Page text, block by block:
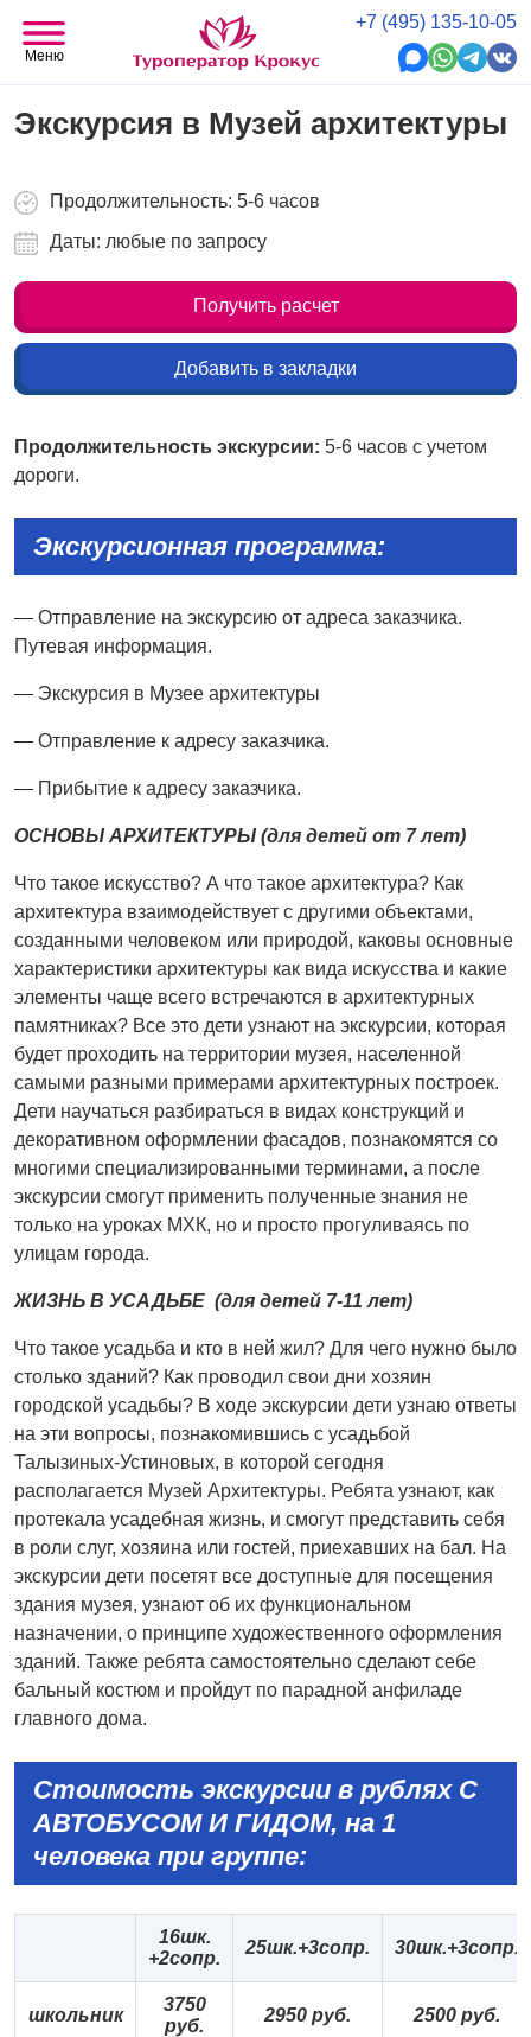
+7 (495) 135-10-05
Меню
Экскурсия в Музей архитектуры
Продолжительность: 5-6 часов
Даты: любые по запросу
Получить расчет
Добавить в закладки
Продолжительность экскурсии: 5-6 часов с учетом
дороги.
Экскурсионная программа:
— Отправление на экскурсию от адреса заказчика.
Путевая информация.
— Экскурсия в Музее архитектуры
— Отправление к адресу заказчика.
— Прибытие к адресу заказчика.
ОСНОВЫ АРХИТЕКТУРЫ (для детей от 7лет)
Что такое искусство? А что такое архитектура? Как
архитектура взаимодействует с другими объектами,
созданными человеком или природой, каковы основные
характеристики архитектуры как вида искусства и какие
элементы чаще всего встречаются в архитектурных
памятниках? Все это дети узнают на экскурсии, которая
будет проходить на территории музея, населенной
самыми разными примерами архитектурных построек.
Дети научаться разбираться в видах конструкций и
декоративном оформлении фасадов, познакомятся со
многими специализированными терминами, а после
экскурсии смогут применить полученные знания не
только на уроках МХК, но и просто прогуливаясь по
улицам города.
ЖИЗНЬ В УСАДЬБЕ (для детей 7-11 лет)
Что такое усадьба и кто в ней жил? Для чего нужно было
столько зданий? Как проводил свои дни хозяин
городской усадьбы? В ходе экскурсии дети узнаю ответы
на эти вопросы, познакомившись с усадьбой
Талызиных-Устиновых, в которой сегодня
располагается Музей Архитектуры. Ребята узнают, как
протекала усадебная жизнь, и смогут представить себя
в роли слуг, хозяина или гостей, приехавших на бал. На
экскурсии дети посетят все доступные для посещения
здания музея, узнают об их функциональном
назначении, о принципе художественного оформления
зданий. Также ребята самостоятельно сделают себе
бальный костюм и пройдут по парадной анфиладе
главного дома.
Стоимость экскурсии в рублях С
АВТОБУСОМ И ГИДОМ, на 1
человека при группе:
16шк.
+2сопр.
25шк.+3сопр. 30шк.+3сопр.
школьник
3750
руб.
2950 руб. 2500 руб.